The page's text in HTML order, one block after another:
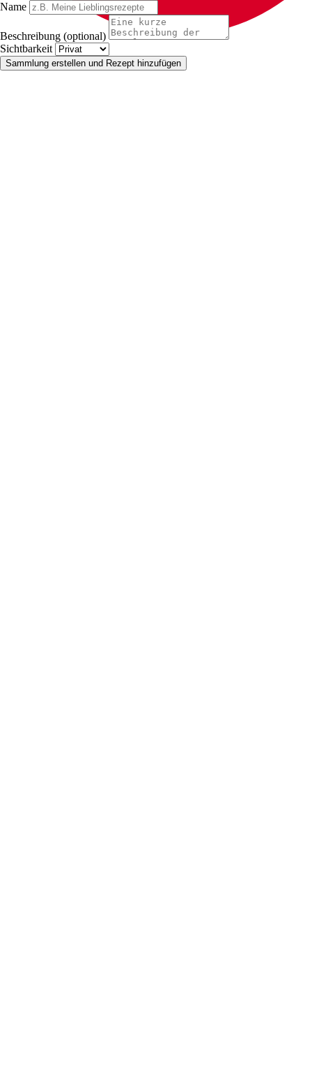
Name
Beschreibung (optional)
Sichtbarkeit
Sammlung erstellen und Rezept hinzufügen